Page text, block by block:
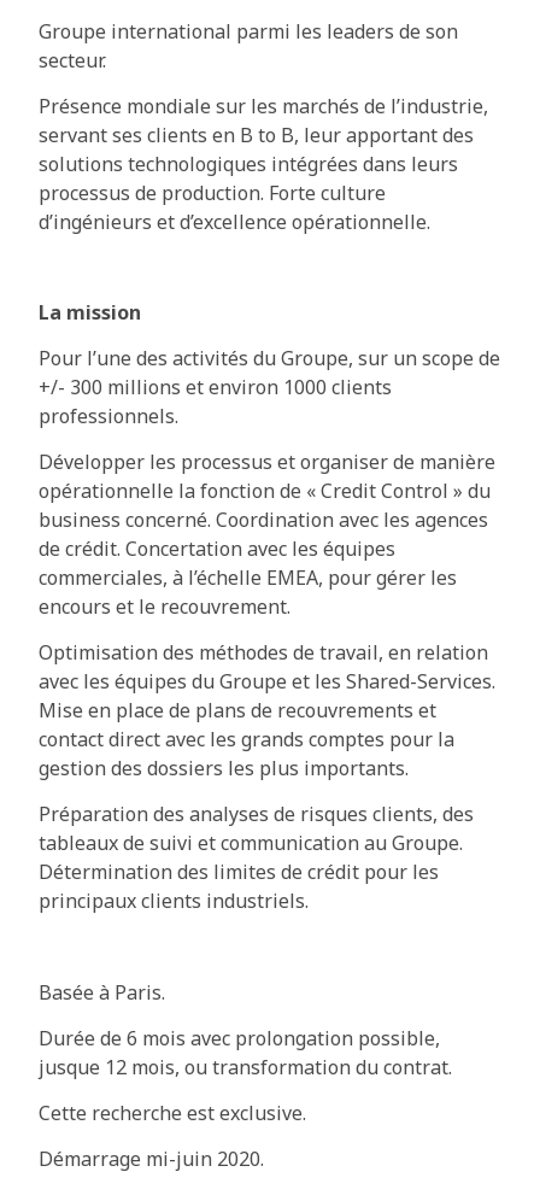
Groupe international parmi les leaders de son
secteur.
Présence mondiale sur les marchés de l’industrie,
servant ses clients en B to B, leur apportant des
solutions technologiques intégrées dans leurs
processus de production. Forte culture
d’ingénieurs et d’excellence opérationnelle.
La mission
Pour l’une des activités du Groupe, sur un scope de
+/- 300 millions et environ 1000 clients
professionnels.
Développer les processus et organiser de manière
opérationnelle la fonction de « Credit Control » du
business concerné. Coordination avec les agences
de crédit. Concertation avec les équipes
commerciales, à l’échelle EMEA, pour gérer les
encours et le recouvrement.
Optimisation des méthodes de travail, en relation
avec les équipes du Groupe et les Shared-Services.
Mise en place de plans de recouvrements et
contact direct avec les grands comptes pour la
gestion des dossiers les plus importants.
Préparation des analyses de risques clients, des
tableaux de suivi et communication au Groupe.
Détermination des limites de crédit pour les
principaux clients industriels.
Basée à Paris.
Durée de 6 mois avec prolongation possible,
jusque 12 mois, ou transformation du contrat.
Cette recherche est exclusive.
Démarrage mi-juin 2020.